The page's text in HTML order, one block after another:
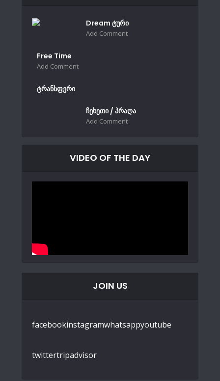
Dream ტური
Add Comment
Free Time
Add Comment
ტრანსფერი
ჩეხეთი / პრაღა
Add Comment
VIDEO OF THE DAY
JOIN US
facebookinstagramwhatsappyoutube
twittertripadvisor